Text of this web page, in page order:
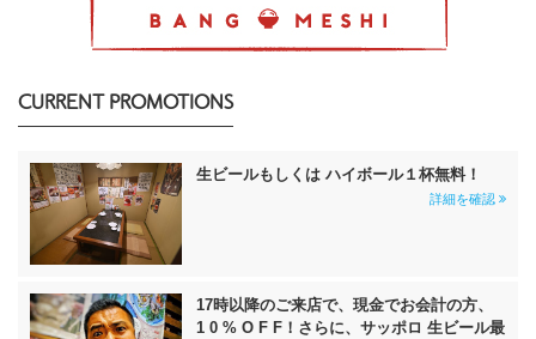
CURRENT PROMOTIONS
生ビールもしくは ハイボール１杯無料！
詳細を確認
17時以降のご来店で、現金でお会計の方、
1 0 % O F F！さらに、サッポロ 生ビール最